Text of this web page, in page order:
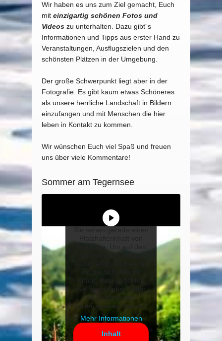
Wir haben es uns zum Ziel gemacht, Euch
mit einzigartig schönen Fotos und
Videos zu unterhalten. Dazu gibt´s
Informationen und Tipps aus erster Hand zu
Veranstaltungen, Ausflugszielen und den
schönsten Plätzen in der Umgebung.
Der große Schwerpunkt liegt aber in der
Fotografie. Es gibt kaum etwas Schöneres
als unsere herrliche Landschaft in Bildern
einzufangen und mit Menschen die hier
leben in Kontakt zu kommen.
Wir wünschen Euch viel Spaß und freuen
uns über viele Kommentare!
Sommer am Tegernsee
YouTube
unten. Bitte beachten
Sie, dass dabei Daten
an Drittanbieter
weitergegeben werden.
Mehr Informationen
Inhalt